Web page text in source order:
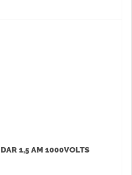
1,5 AM 1000VOLTS